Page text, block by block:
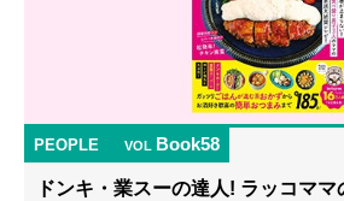
PEOPLE VOL Book58
ドンキ・業スーの達人! ラッコマ